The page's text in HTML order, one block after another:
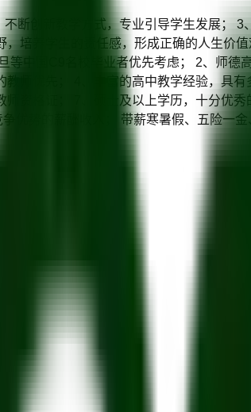
断创新教学方式，专业引导学生发展；
培养学生的责任感，形成正确的人生价
中国C9名校毕业者优先考虑； 2、师德
师优先； 4、丰富的高中教学经验，具
资格证； 7、硕士及以上学历，十分优
势的薪酬收入； 带薪寒暑假、五险一